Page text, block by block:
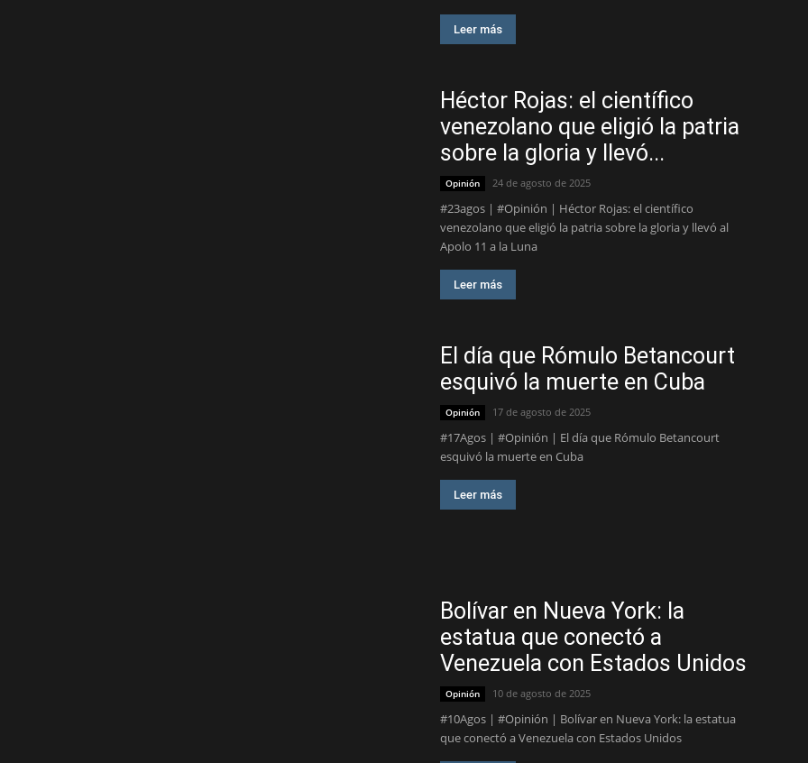
Leer más
Héctor Rojas: el científico
venezolano que eligió la patria
sobre la gloria y llevó...
Opinión 24 de agosto de 2025
#23agos | #Opinión | Héctor Rojas: el científico
venezolano que eligió la patria sobre la gloria y llevó al
Apolo 11 a la Luna
Leer más
El día que Rómulo Betancourt
esquivó la muerte en Cuba
Opinión 17 de agosto de 2025
#17Agos | #Opinión | El día que Rómulo Betancourt
esquivó la muerte en Cuba
Leer más
Bolívar en Nueva York: la
estatua que conectó a
Venezuela con Estados Unidos
Opinión 10 de agosto de 2025
#10Agos | #Opinión | Bolívar en Nueva York: la estatua
que conectó a Venezuela con Estados Unidos